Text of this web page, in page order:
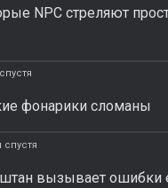
NPC стреляют
фонарики сломаны
вызывает ошибки